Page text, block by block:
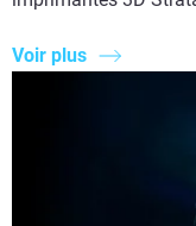
Voir plus